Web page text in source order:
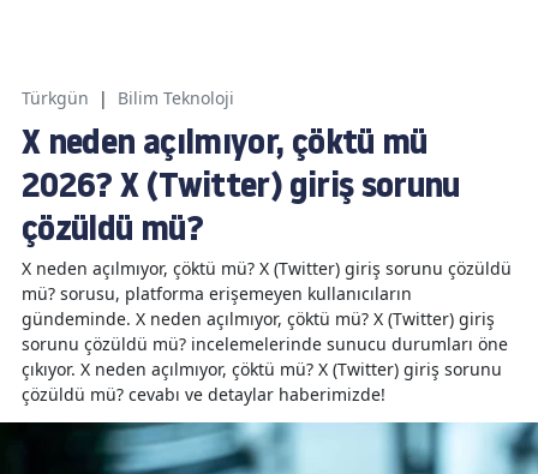
Türkgün | Bilim Teknoloji
X neden açılmıyor, çöktü mü
2026? X (Twitter) giriş sorunu
çözüldü mü?
X neden açılmıyor, çöktü mü? X (Twitter) giriş sorunu çözüldü
mü? sorusu, platforma erişemeyen kullanıcıların
gündeminde. X neden açılmıyor, çöktü mü? X (Twitter) giriş
sorunu çözüldü mü? incelemelerinde sunucu durumları öne
çıkıyor. X neden açılmıyor, çöktü mü? X (Twitter) giriş sorunu
çözüldü mü? cevabı ve detaylar haberimizde!